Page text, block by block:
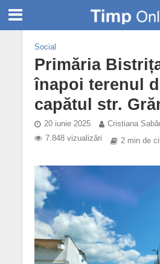
Social
Primăria
înapoi terenul
capătul str.
20 iunie 2025
Cristiana
7.848 vizualizări
2 min de